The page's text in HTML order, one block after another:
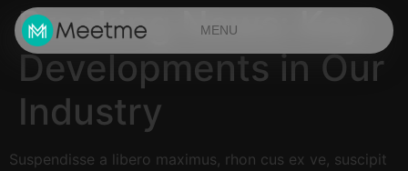
MENU
Breaking News: Key
Developments in Our
Industry
Suspendisse a libero maximus, rhon cus ex ve, suscipit